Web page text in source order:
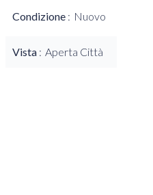
Condizione Nuovo
Vista Aperta Città